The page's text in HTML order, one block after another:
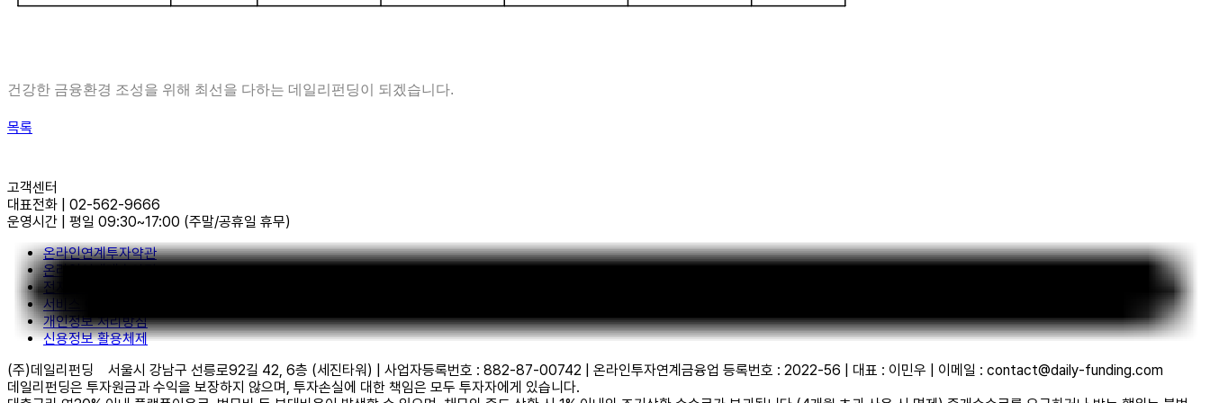
건강한 금융환경 조성을 위해 최선을 다하는 데일리펀딩이 되겠습니다.
목록
고객센터
대표전화
02-562-9666
운영시간
평일 09:30~17:00 (주말/공휴일 휴무)
온라인연계투자약관
온라인연계대출약관
전자금융거래약관
서비스 이용약관
개인정보 처리방침
신용정보 활용체제
(주)데일리펀딩
서울시 강남구 선릉로92길 42, 6층 (세진타워) | 사업자등록번호 : 882-87-00742 | 온라인투자연계금융업 등록번호 : 2022-56 | 대표 : 이민우 | 이메일 : contact@daily-funding.com
데일리펀딩은 투자원금과 수익을 보장하지 않으며, 투자손실에 대한 책임은 모두 투자자에게 있습니다.